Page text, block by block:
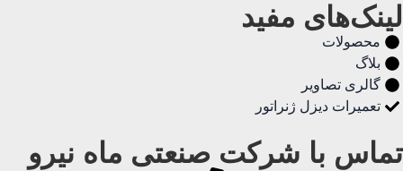
لینک‌های مفید
محصولات
بلاگ
گالری تصاویر
تعمیرات دیزل ژنراتور
تماس با شرکت صنعتی ماه نیرو